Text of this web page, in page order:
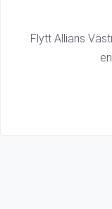
Flytt Allians